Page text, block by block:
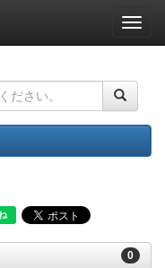
ナ
ビ
ー
ョ
ン
0